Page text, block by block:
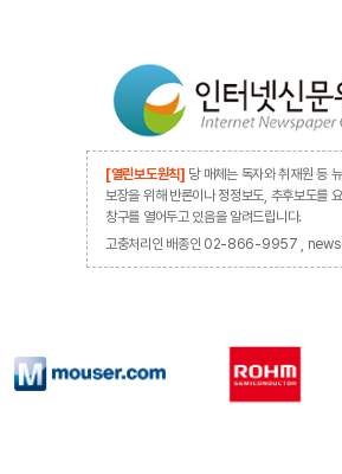
[열린보도원칙] 당 매체는 독자와 취재원 등
보장을 위해 반론이나 정정보도, 추후보도를
창구를 열어두고 있음을 알려드립니다.
고충처리인 배종인 02-866-9957 ,